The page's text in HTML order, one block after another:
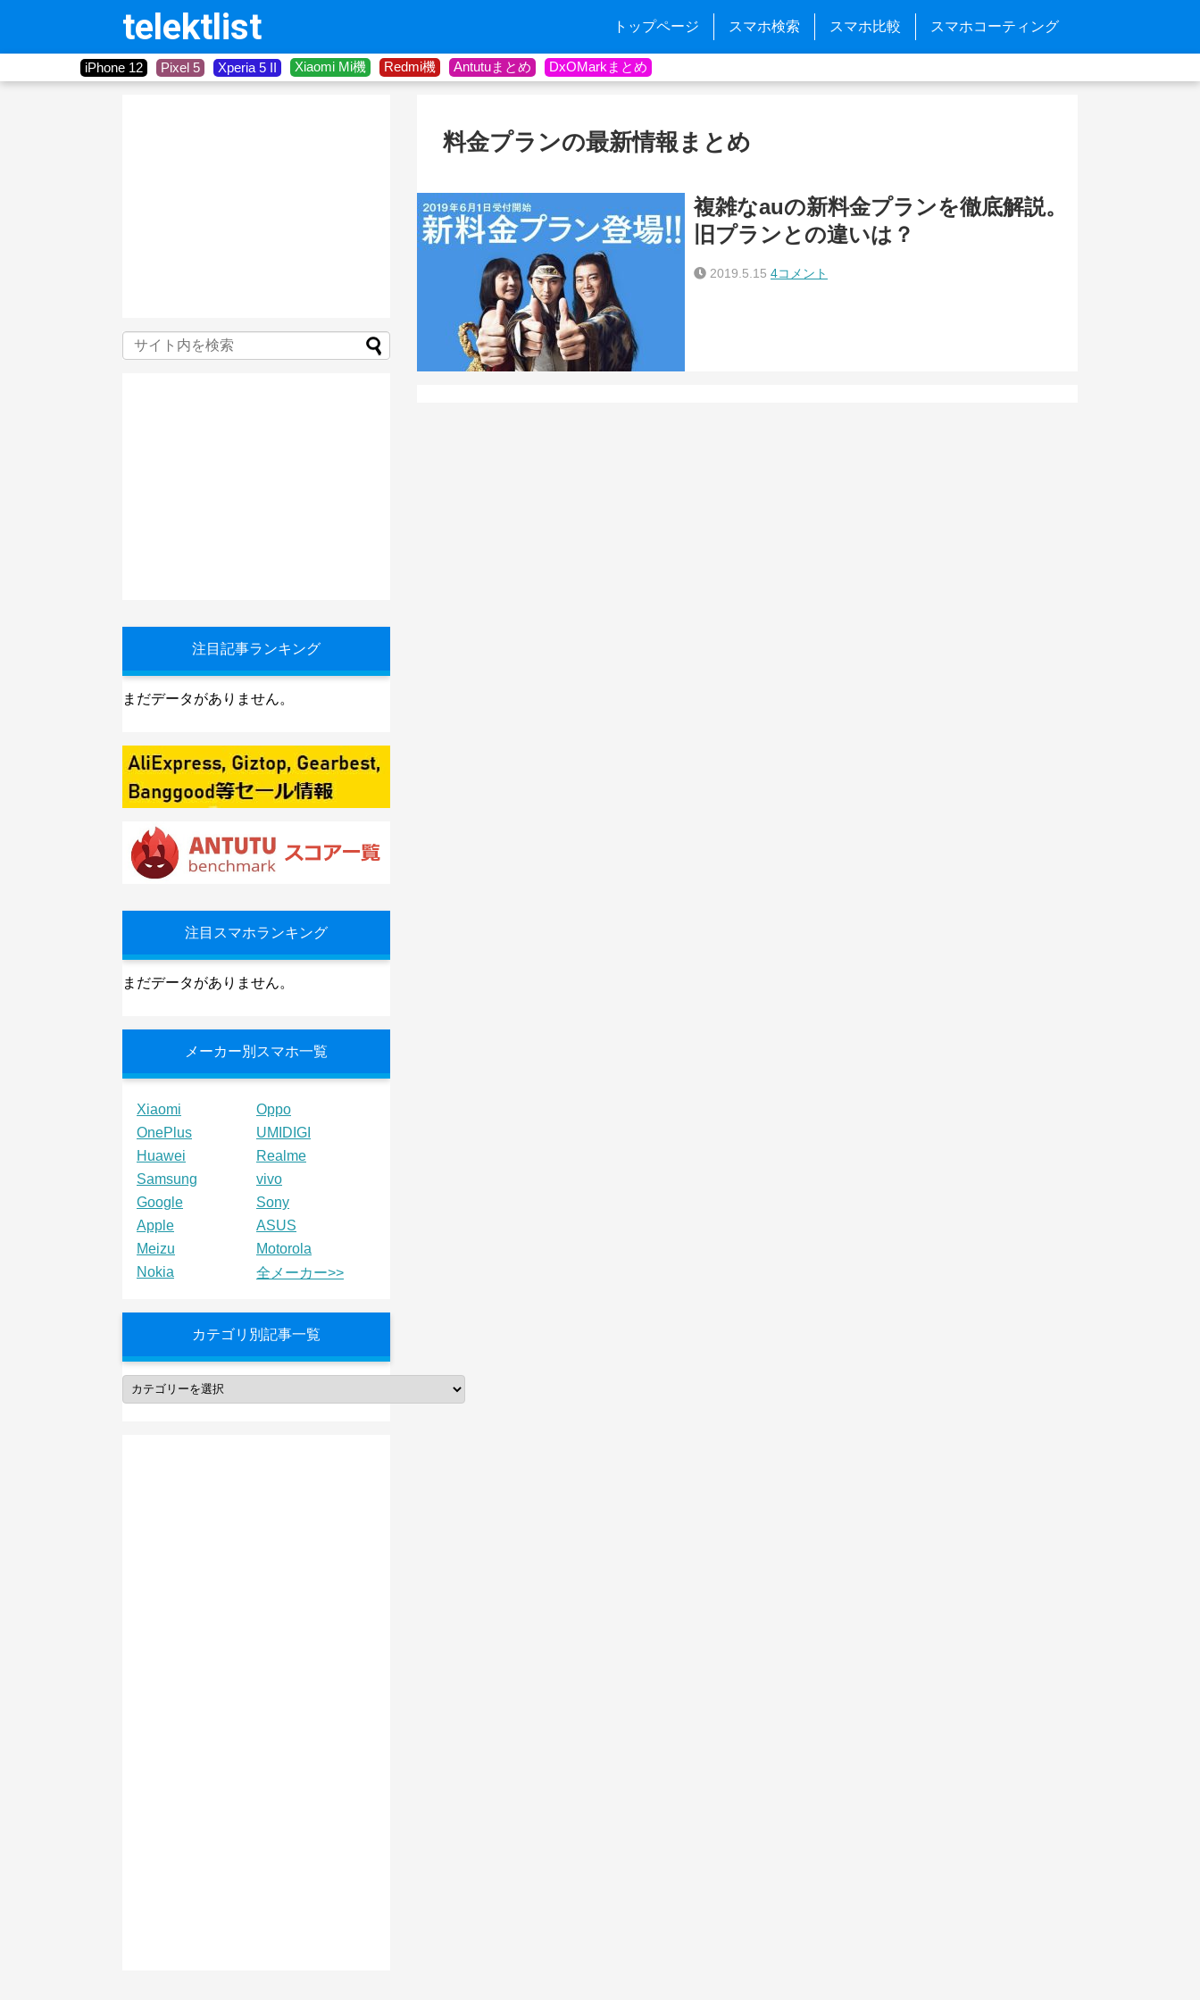
telektlist トップページ スマホ検索 スマホ比較 スマホコーティング
iPhone 12 Pixel 5 Xperia 5 II Xiaomi Mi機 Redmi機 Antutuまとめ DxOMarkまとめ
料金プランの最新情報まとめ
複雑なauの新料金プランを徹底解説。
旧プランとの違いは？
2019.5.15 4コメント
注目記事ランキング
まだデータがありません。
注目スマホランキング
まだデータがありません。
メーカー別スマホ一覧
Xiaomi
Oppo
OnePlus
UMIDIGI
Huawei
Realme
Samsung
vivo
Google
Sony
Apple
ASUS
Meizu
Motorola
Nokia
全メーカー>>
カテゴリ別記事一覧